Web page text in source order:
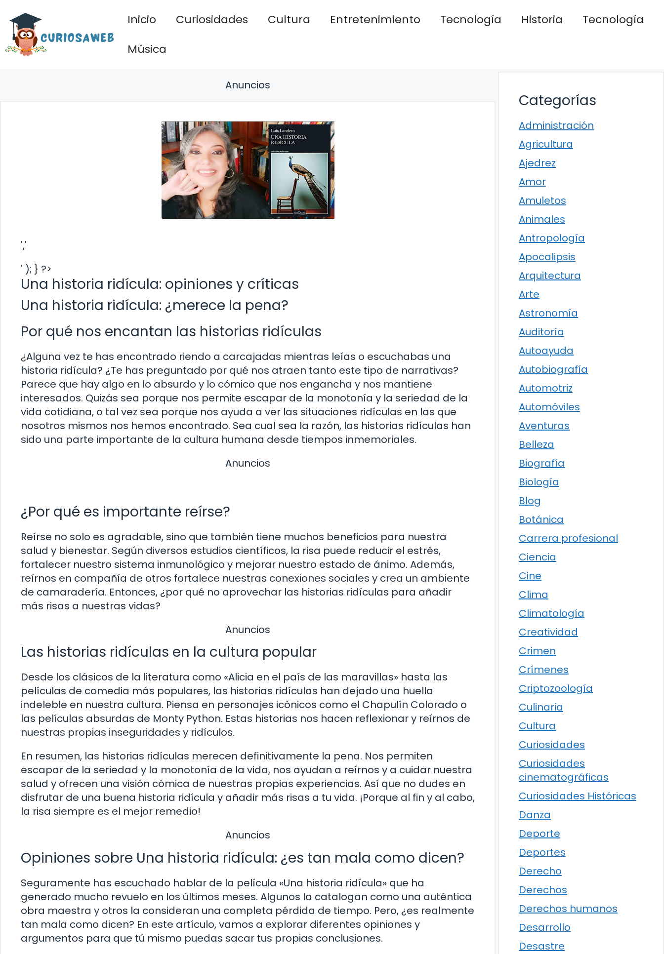
contenido
Inicio Curiosidades Cultura Entretenimiento Tecnología Historia
Tecnología
Música
Anuncios
','
' ); } ?>
Una historia ridícula: opiniones y críticas
Una historia ridícula: ¿merece la pena?
Por qué nos encantan las historias ridículas
¿Alguna vez te has encontrado riendo a carcajadas mientras leías o escuchabas una
historia ridícula? ¿Te has preguntado por qué nos atraen tanto este tipo de narrativas?
Parece que hay algo en lo absurdo y lo cómico que nos engancha y nos mantiene
interesados. Quizás sea porque nos permite escapar de la monotonía y la seriedad de la
vida cotidiana, o tal vez sea porque nos ayuda a ver las situaciones ridículas en las que
nosotros mismos nos hemos encontrado. Sea cual sea la razón, las historias ridículas han
sido una parte importante de la cultura humana desde tiempos inmemoriales.
Anuncios
¿Por qué es importante reírse?
Reírse no solo es agradable, sino que también tiene muchos beneficios para nuestra
salud y bienestar. Según diversos estudios científicos, la risa puede reducir el estrés,
fortalecer nuestro sistema inmunológico y mejorar nuestro estado de ánimo. Además,
reírnos en compañía de otros fortalece nuestras conexiones sociales y crea un ambiente
de camaradería. Entonces, ¿por qué no aprovechar las historias ridículas para añadir
más risas a nuestras vidas?
Anuncios
Las historias ridículas en la cultura popular
Desde los clásicos de la literatura como «Alicia en el país de las maravillas» hasta las
películas de comedia más populares, las historias ridículas han dejado una huella
indeleble en nuestra cultura. Piensa en personajes icónicos como el Chapulín Colorado o
las películas absurdas de Monty Python. Estas historias nos hacen reflexionar y reírnos de
nuestras propias inseguridades y ridículos.
En resumen, las historias ridículas merecen definitivamente la pena. Nos permiten
escapar de la seriedad y la monotonía de la vida, nos ayudan a reírnos y a cuidar nuestra
salud y ofrecen una visión cómica de nuestras propias experiencias. Así que no dudes en
disfrutar de una buena historia ridícula y añadir más risas a tu vida. ¡Porque al fin y al cabo,
la risa siempre es el mejor remedio!
Anuncios
Opiniones sobre Una historia ridícula: ¿es tan mala como dicen?
Seguramente has escuchado hablar de la película «Una historia ridícula» que ha
generado mucho revuelo en los últimos meses. Algunos la catalogan como una auténtica
obra maestra y otros la consideran una completa pérdida de tiempo. Pero, ¿es realmente
tan mala como dicen? En este artículo, vamos a explorar diferentes opiniones y
argumentos para que tú mismo puedas sacar tus propias conclusiones.
Categorías
Administración
Agricultura
Ajedrez
Amor
Amuletos
Animales
Antropología
Apocalipsis
Arquitectura
Arte
Astronomía
Auditoría
Autoayuda
Autobiografía
Automotriz
Automóviles
Aventuras
Belleza
Biografía
Biología
Blog
Botánica
Carrera profesional
Ciencia
Cine
Clima
Climatología
Creatividad
Crimen
Crímenes
Criptozoología
Culinaria
Cultura
Curiosidades
Curiosidades
cinematográficas
Curiosidades Históricas
Danza
Deporte
Deportes
Derecho
Derechos
Derechos humanos
Desarrollo
Desastre